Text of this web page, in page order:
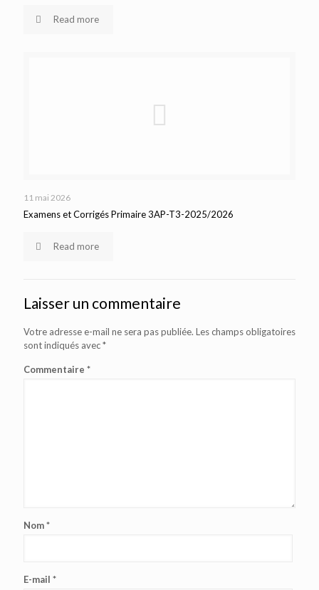
Read more
11 mai 2026
Examens et Corrigés Primaire 3AP-T3-2025/2026
Read more
Laisser un commentaire
Votre adresse e-mail ne sera pas publiée. Les champs obligatoires
sont indiqués avec*
Commentaire *
Nom*
E-mail *